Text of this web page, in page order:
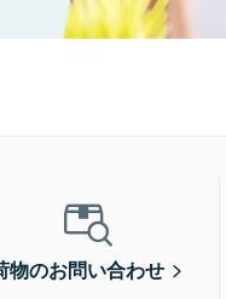
物のお問い合わせ